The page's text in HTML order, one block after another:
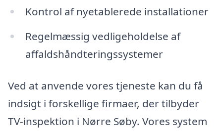
Kontrol af nyetablerede installationer
Regelmæssig vedligeholdelse af
affaldshåndteringssystemer
Ved at anvende vores tjeneste kan du få
indsigt i forskellige firmaer, der tilbyder
TV-inspektion i Nørre Søby. Vores system